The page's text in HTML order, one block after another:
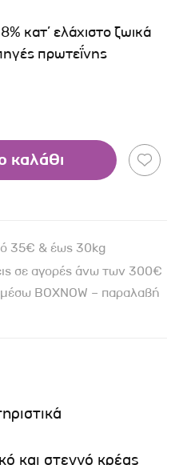
κατ’ ελάχιστο ζωικά
πρωτεΐνης
καλάθι
35€ & έως 30kg
σε αγορές άνω των 300€
BOXNOW – παραλαβή
και στεγνό κρέας